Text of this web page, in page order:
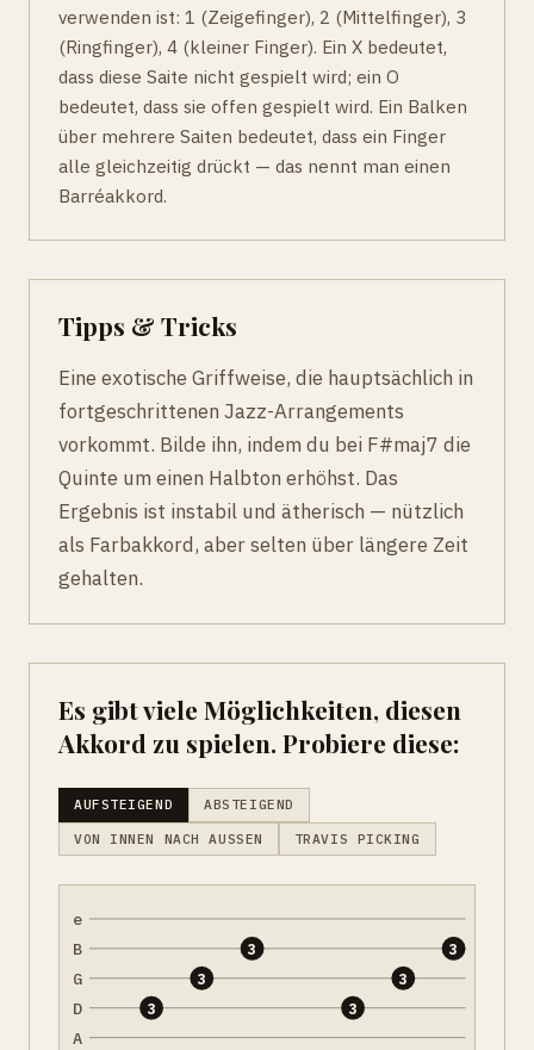
verwenden ist: 1 (Zeigefinger), 2 (Mittelfinger), 3
(Ringfinger), 4 (kleiner Finger). Ein X bedeutet,
dass diese Saite nicht gespielt wird; ein O
bedeutet, dass sie offen gespielt wird. Ein Balken
über mehrere Saiten bedeutet, dass ein Finger
alle gleichzeitig drückt — das nennt man einen
Barréakkord.
Tipps & Tricks
Eine exotische Griffweise, die hauptsächlich in
fortgeschrittenen Jazz-Arrangements
vorkommt. Bilde ihn, indem du bei F#maj7 die
Quinte um einen Halbton erhöhst. Das
Ergebnis ist instabil und ätherisch — nützlich
als Farbakkord, aber selten über längere Zeit
gehalten.
Es gibt viele Möglichkeiten, diesen
Akkord zu spielen. Probiere diese:
AUFSTEIGEND ABSTEIGEND
VON INNEN NACH AUSSEN TRAVIS PICKING
e
B
G
D
A
3
3
3
3
3
3